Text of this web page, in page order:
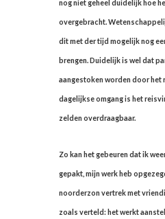
nog niet geheel duidelijk hoe
overgebracht.
dit met der tijd mogelijk nog
brengen. Duidelijk is wel dat
aangestoken worden door het
dagelijkse omgang is het
zelden overdraagbaar.
Zo kan het gebeuren dat ik
gepakt, mijn werk heb
noorderzon vertrek met
zoals verteld: het werkt